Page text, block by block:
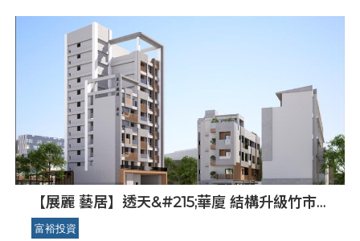
【展麗 藝居】透天&#215;華廈 結構升級竹市
美學莊園
富裕投資